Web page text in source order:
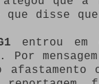
que disse
entrou em
Por